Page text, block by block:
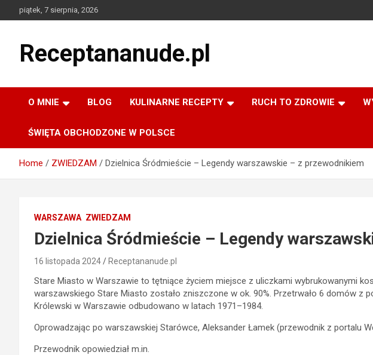
to
piątek, 7 sierpnia, 2026
Receptananude.pl
O MNIE BLOG KULINARNE RECEPTY RUCH TO ZDROWIE
ŚWIĘTA OBCHODZONE W POLSCE
Home ZWIEDZAM Dzielnica Śródmieście – Legendy warszawskie – z przewodnikiem
WARSZAWA ZWIEDZAM
Dzielnica Śródmieście – Legendy
16 listopada 2024 Receptananude.pl
Stare Miasto w Warszawie to tętniące życiem miejsce z uliczkami wybrukowanymi
warszawskiego Stare Miasto zostało zniszczone w ok. 90%. Przetrwało 6 domów z
Królewski w Warszawie odbudowano w latach 1971–1984.
Oprowadzając po warszawskiej Starówce, Aleksander Łamek (przewodnik z portalu
Przewodnik opowiedział m.in.